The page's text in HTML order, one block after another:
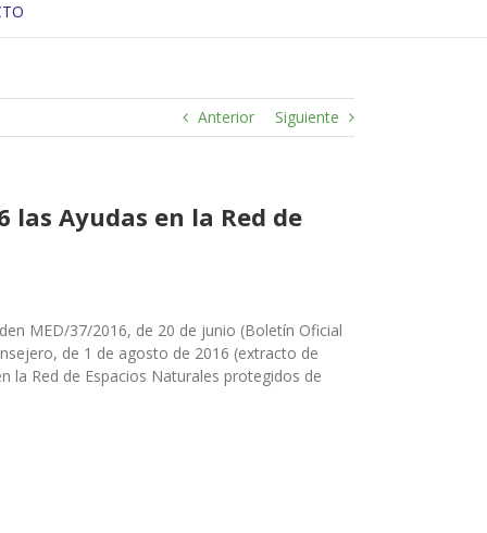
Anterior Siguiente
las Ayudas en la Red de
MED/37/2016, de 20 de junio (Boletín Oficial
de 1 de agosto de 2016 (extracto de
la Red de Espacios Naturales protegidos de